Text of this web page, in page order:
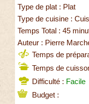
Type de plat : Plat
Type de cuisine :
Temps Total : 45
Auteur : Pierre
Temps de
Temps de
Difficulté : Facile
Budget :